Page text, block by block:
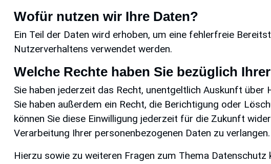
Wofür nutzen wir Ihre Daten?
Ein Teil der Daten wird erhoben, um eine fehlerfreie
Nutzerverhaltens verwendet werden.
Welche Rechte haben Sie bezüglich
Sie haben jederzeit das Recht, unentgeltlich Auskunft
Sie haben außerdem ein Recht, die Berichtigung oder
können Sie diese Einwilligung jederzeit für die Zukunft
Verarbeitung Ihrer personenbezogenen Daten zu
Hierzu sowie zu weiteren Fragen zum Thema Datenschutz